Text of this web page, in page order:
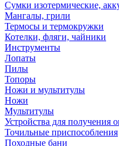
Сумки изотермические,
Мангалы, грили
Термосы и термокружки
Котелки, фляги, чайники
Инструменты
Лопаты
Пилы
Топоры
Ножи и мультитулы
Ножи
Мультитулы
Устройства для получения
Точильные приспособления
Походные бани